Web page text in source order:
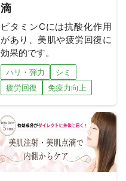
滴
ビタミンCには抗酸化作用
があり、美肌や疲労回復に
効果的です。
ハリ・弾力
シミ
疲労回復
免疫力向上